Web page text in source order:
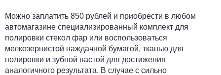
Можно заплатить 850 рублей и приобрести в любом
автомагазине специализированный комплект для
полировки стекол фар или воспользоваться
мелкозернистой наждачной бумагой, тканью для
полировки и зубной пастой для достижения
аналогичного результата. В случае с сильно